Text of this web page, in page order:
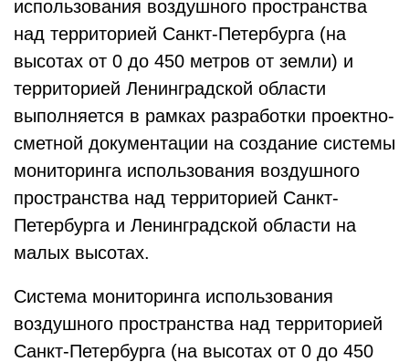
использования воздушного пространства
над территорией Санкт-Петербурга (на
высотах от 0 до 450 метров от земли) и
территорией Ленинградской области
выполняется в рамках разработки проектно-
сметной документации на создание системы
мониторинга использования воздушного
пространства над территорией Санкт-
Петербурга и Ленинградской области на
малых высотах.
Система мониторинга использования
воздушного пространства над территорией
Санкт-Петербурга (на высотах от 0 до 450